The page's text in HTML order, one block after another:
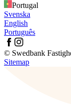
Portugal
Svenska
English
Português
© Swedbank
Sitemap